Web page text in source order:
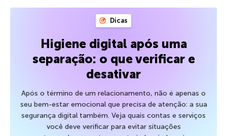
Dicas
Higiene digital após uma
separação: o que verificar e
desativar
Após o término de um relacionamento, não é apenas o
seu bem-estar emocional que precisa de atenção: a sua
segurança digital também. Veja quais contas e serviços
você deve verificar para evitar situações